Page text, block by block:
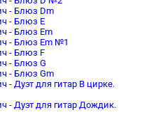
- Блюз Dm
- Блюз E
- Блюз Em
- Блюз Em №1
- Блюз F
- Блюз G
- Блюз Gm
- Дуэт для гитар В цирке.
- Дуэт для гитар Дождик.